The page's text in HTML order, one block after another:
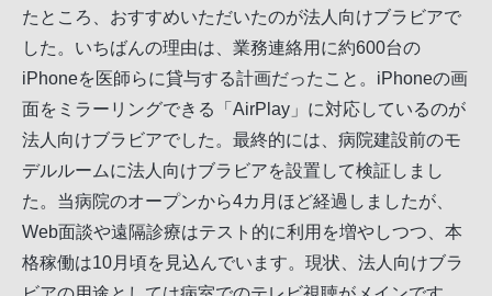
たところ、おすすめいただいたのが法人向けブラビアで
した。いちばんの理由は、業務連絡用に約600台の
iPhoneを医師らに貸与する計画だったこと。iPhoneの画
面をミラーリングできる「AirPlay」に対応しているのが
法人向けブラビアでした。最終的には、病院建設前のモ
デルルームに法人向けブラビアを設置して検証しまし
た。当病院のオープンから4カ月ほど経過しましたが、
Web面談や遠隔診療はテスト的に利用を増やしつつ、本
格稼働は10月頃を見込んでいます。現状、法人向けブラ